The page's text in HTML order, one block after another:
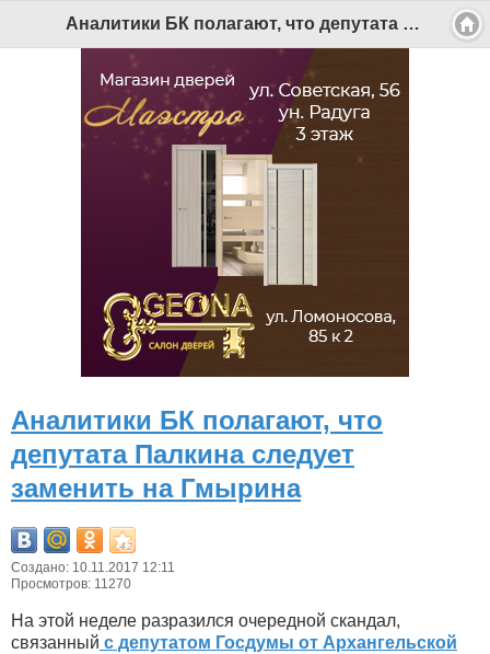
Аналитики БК полагают, что депутата Палкина следует заменить на Гмырина - Беломорканал Северодвинск tv29.ru
Аналитики БК полагают, что
депутата Палкина следует
заменить на Гмырина
Создано: 10.11.2017 12:11
Просмотров: 11270
На этой неделе разразился очередной скандал,
связанный с депутатом Госдумы от Архангельской
Версия для мобильных
© 2026 Беломорканал Северодвинск tv29.ru
is Free Software released under the GNU General Public
License.
Mobile version by
Mobile Joomla!
Desktop Version
СИ "Информационное агентство "Беломорканал" регистрационный номер ЭЛ № ФС77-77001 от 08.11.2019,
выдан Федеральной службой по надзору в сфере связи, информационных технологий и массовых
коммуникаций (Роскомнадзор). Учредитель: ООО "ТВ29". Главный редактор: Рудалев А.Г.
Беломорканал - новостной сайт Архангельской области: новости Северодвинска, новости поморья,
Все права на материалы, опубликованные на сайте, защищены в соответствии с российским и
международным законодательством об авторском праве и смежных правах.
При любом использовании текстовых, аудио-, фото- и видеоматериалов ссылка на www.tv29.ru обязательна.
При цитировании информации гиперссылка на www.tv29.ru обязательна. Использование материалов ИА
«Беломорканал» в коммерческих целях без письменного разрешения агентства не допускается. 18+